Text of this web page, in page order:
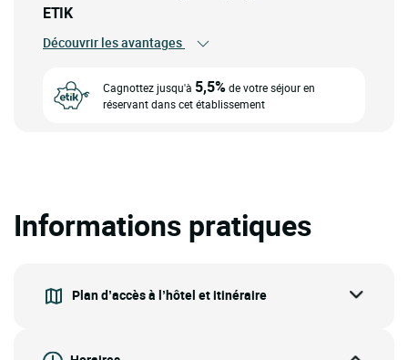
ETIK
Découvrir les avantages
Cagnottez jusqu'à 5,5%de votre séjour en
réservant dans cet établissement
Informations pratiques
Plan d’accès à l’hôtel et itinéraire